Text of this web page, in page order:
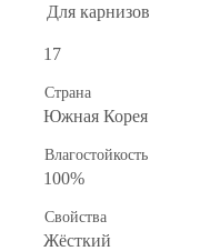
Для карнизов
17
Страна
Южная Корея
Влагостойкость
100%
Свойства
Жёсткий